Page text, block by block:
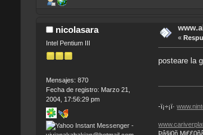
nicolasara
Intel Pentium III
Mensajes: 870
Fecha de registro: Marzo 21,
2004, 17:56:29 pm
«
posteare la
-ï¡÷¡ï·
Þâ§i0ñ